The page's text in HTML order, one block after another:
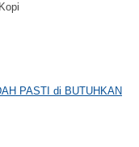
PASTI di BUTUHKAN